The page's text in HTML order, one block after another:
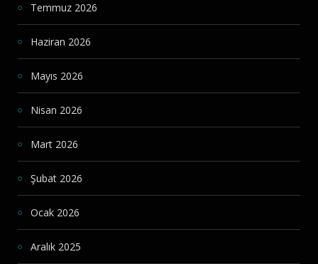
Temmuz 2026
Haziran 2026
Mayıs 2026
Nisan 2026
Mart 2026
Şubat 2026
Ocak 2026
Aralık 2025